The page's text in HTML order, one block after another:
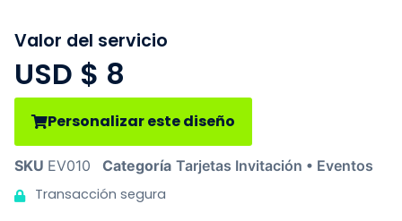
Valor del servicio
USD $ 8
Personalizar este diseño
SKU EV010 Categoría Tarjetas Invitación • Eventos
Transacción segura